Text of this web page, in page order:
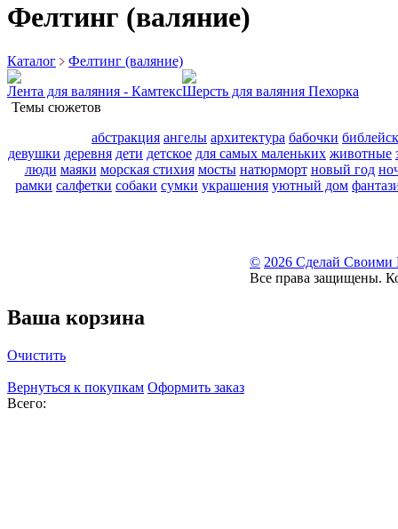
Фелтинг (валяние)
Каталог
Фелтинг (валяние)
Лента для валяния - КамтексШерсть для валяния Пехорка
Темы сюжетов
абстракция ангелы архитектура бабочки
девушки деревня дети детское для самых маленьких животные
люди маяки морская стихия мосты натюрморт новый год
рамки салфетки собаки сумки украшения уютный дом
© 2026 Сделай Своими
Все права защищены.
Ваша корзина
Очистить
Вернуться к покупкам Оформить заказ
Всего: